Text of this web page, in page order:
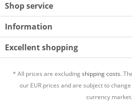
Shop service
Information
Excellent shopping
* All prices are excludingshipping costs.
our EUR prices and are subject to
currency market.